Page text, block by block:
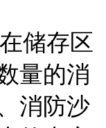
储存区
量的消
消防沙